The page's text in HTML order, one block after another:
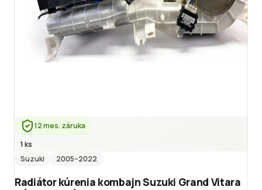
12 mes. záruka
1 ks
Suzuki
2005–2022
Radiátor kúrenia kombajn Suzuki Grand Vitara